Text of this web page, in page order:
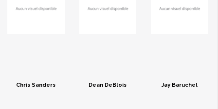
Chris Sanders Dean DeBlois Jay Baruchel